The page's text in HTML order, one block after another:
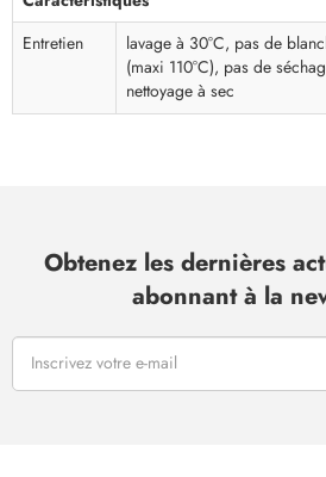
Entretien
lavage à 30°C, pas de
(maxi 110°C), pas de
nettoyage à sec
Obtenez les dernières
abonnant à la